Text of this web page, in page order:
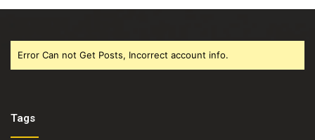
Error Can not Get Posts, Incorrect account info.
Tags